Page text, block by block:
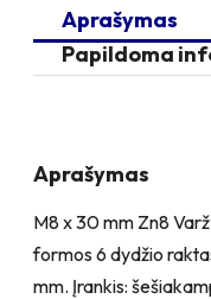
Varžtas
cilindrine
galva
+
poveržlė
+
kiaurymės
sumažinimo
įvorė
Aprašymas
Papildoma
Aprašymas
M8 x 30 mm Zn8
formos 6 dydžio
mm. Įrankis: